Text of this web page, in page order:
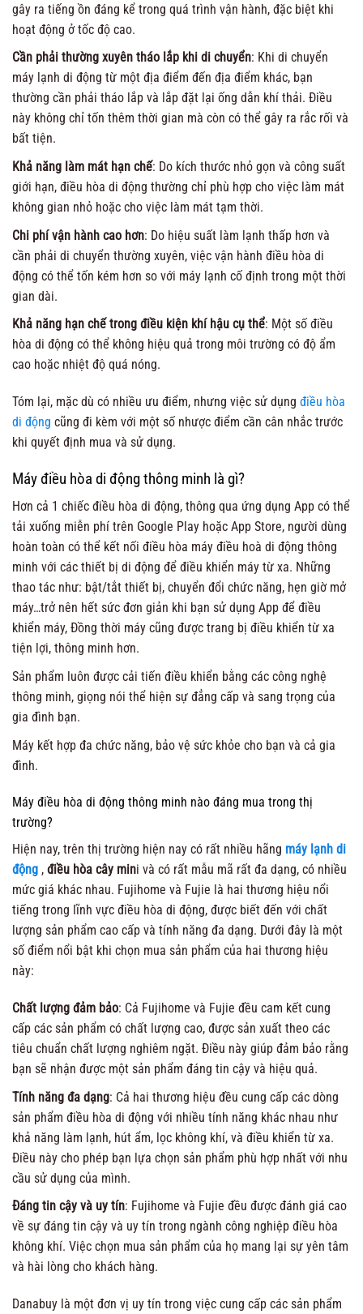
gây ra tiếng ồn đáng kể trong quá trình vận hành, đặc biệt khi
hoạt động ở tốc độ cao.
Cần phải thường xuyên tháo lắp khi di chuyển: Khi di chuyển
máy lạnh di động từ một địa điểm đến địa điểm khác, bạn
thường cần phải tháo lắp và lắp đặt lại ống dẫn khí thải. Điều
này không chỉ tốn thêm thời gian mà còn có thể gây ra rắc rối và
bất tiện.
Khả năng làm mát hạn chế: Do kích thước nhỏ gọn và công suất
giới hạn, điều hòa di động thường chỉ phù hợp cho việc làm mát
không gian nhỏ hoặc cho việc làm mát tạm thời.
Chi phí vận hành cao hơn: Do hiệu suất làm lạnh thấp hơn và
cần phải di chuyển thường xuyên, việc vận hành điều hòa di
động có thể tốn kém hơn so với máy lạnh cố định trong một thời
gian dài.
Khả năng hạn chế trong điều kiện khí hậu cụ thể: Một số điều
hòa di động có thể không hiệu quả trong môi trường có độ ẩm
cao hoặc nhiệt độ quá nóng.
Tóm lại, mặc dù có nhiều ưu điểm, nhưng việc sử dụng điều hòa
di động cũng đi kèm với một số nhược điểm cần cân nhắc trước
khi quyết định mua và sử dụng.
Máy điều hòa di động thông minh là gì?
Hơn cả 1 chiếc điều hòa di động, thông qua ứng dụng App có thể
tải xuống miễn phí trên Google Play hoặc App Store, người dùng
hoàn toàn có thể kết nối điều hòa máy điều hoà di động thông
minh với các thiết bị di động để điều khiển máy từ xa. Những
thao tác như: bật/tắt thiết bị, chuyển đổi chức năng, hẹn giờ mở
máy…trở nên hết sức đơn giản khi bạn sử dụng App để điều
khiển máy, Đồng thời máy cũng được trang bị điều khiển từ xa
tiện lợi, thông minh hơn.
Sản phẩm luôn được cải tiến điều khiển bằng các công nghệ
thông minh, giọng nói thể hiện sự đẳng cấp và sang trọng của
gia đình bạn.
Máy kết hợp đa chức năng, bảo vệ sức khỏe cho bạn và cả gia
đình.
Máy điều hòa di động thông minh nào đáng mua trong thị
trường?
Hiện nay, trên thị trường hiện nay có rất nhiều hãng máy lạnh di
động , điều hòa cây mini và có rất mẫu mã rất đa dạng, có nhiều
mức giá khác nhau. Fujihome và Fujie là hai thương hiệu nổi
tiếng trong lĩnh vực điều hòa di động, được biết đến với chất
lượng sản phẩm cao cấp và tính năng đa dạng. Dưới đây là một
số điểm nổi bật khi chọn mua sản phẩm của hai thương hiệu
này:
Chất lượng đảm bảo: Cả Fujihome và Fujie đều cam kết cung
cấp các sản phẩm có chất lượng cao, được sản xuất theo các
tiêu chuẩn chất lượng nghiêm ngặt. Điều này giúp đảm bảo rằng
bạn sẽ nhận được một sản phẩm đáng tin cậy và hiệu quả.
Tính năng đa dạng: Cả hai thương hiệu đều cung cấp các dòng
sản phẩm điều hòa di động với nhiều tính năng khác nhau như
khả năng làm lạnh, hút ẩm, lọc không khí, và điều khiển từ xa.
Điều này cho phép bạn lựa chọn sản phẩm phù hợp nhất với nhu
cầu sử dụng của mình.
Đáng tin cậy và uy tín: Fujihome và Fujie đều được đánh giá cao
về sự đáng tin cậy và uy tín trong ngành công nghiệp điều hòa
không khí. Việc chọn mua sản phẩm của họ mang lại sự yên tâm
và hài lòng cho khách hàng.
Danabuy là một đơn vị uy tín trong việc cung cấp các sản phẩm